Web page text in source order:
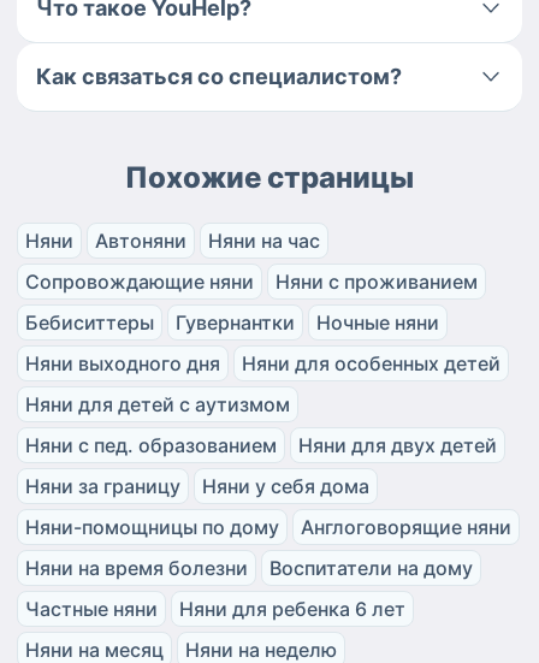
Что такое YouHelp?
Как связаться со специалистом?
Похожие страницы
Няни Автоняни
Няни на час
Сопровождающие няни
Няни с проживанием
Бебиситтеры
Гувернантки
Ночные няни
Няни выходного дня
Няни для особенных детей
Няни для детей с аутизмом
Няни с пед. образованием
Няни для двух детей
Няни за границу
Няни у себя дома
Няни-помощницы по дому
Англоговорящие няни
Няни на время болезни
Воспитатели на дому
Частные няни
Няни для ребенка 6 лет
Няни на месяц
Няни на неделю